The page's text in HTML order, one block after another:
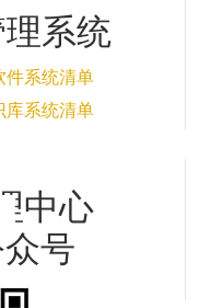
系统
件系统清单
库系统清单
中心
众号